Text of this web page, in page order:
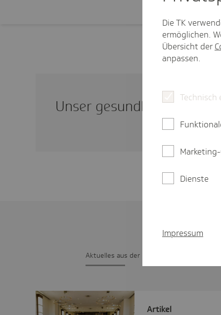
Unser
Aktu­elles aus der Region
Artikel
Die TK
ermöglichen.
Übersicht der
anpassen.
Technisch
Dienste
Impressum